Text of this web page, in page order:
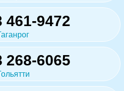
461-9472
268-6065